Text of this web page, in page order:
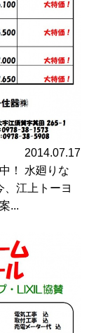
2014.07.17
！ 水廻りな
江上トーヨ
...